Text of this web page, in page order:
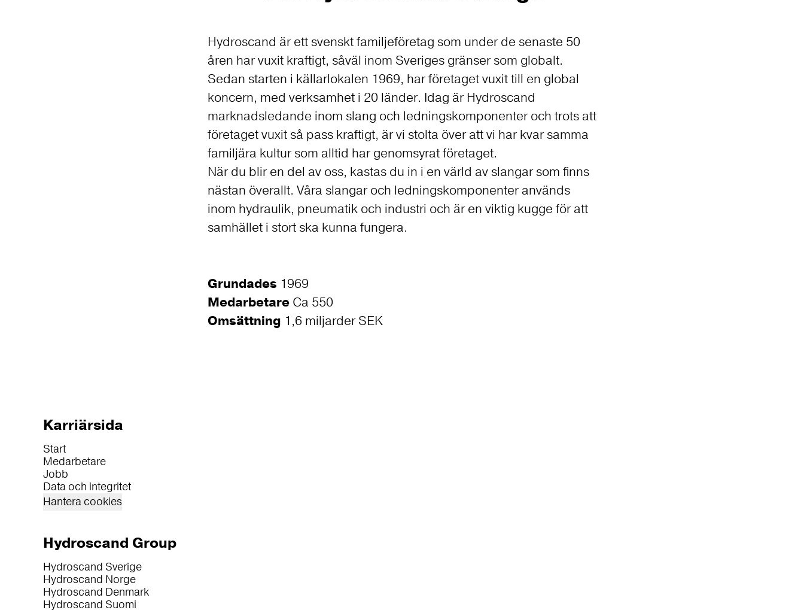
Hydroscand är ett svenskt familjeföretag som under de senaste 50
åren har vuxit kraftigt, såväl inom Sveriges gränser som globalt.
Sedan starten i källarlokalen 1969, har företaget vuxit till en global
koncern, med verksamhet i 20 länder. Idag är Hydroscand
marknadsledande inom slang och ledningskomponenter och trots att
företaget vuxit så pass kraftigt, är vi stolta över att vi har kvar samma
familjära kultur som alltid har genomsyrat företaget.
När du blir en del av oss, kastas du in i en värld av slangar som finns
nästan överallt. Våra slangar och ledningskomponenter används
inom hydraulik, pneumatik och industri och är en viktig kugge för att
samhället i stort ska kunna fungera.
Grundades 1969
Medarbetare Ca 550
Omsättning 1,6 miljarder SEK
Karriärsida
Start
Medarbetare
Jobb
Data och integritet
Hantera cookies
Hydroscand Group
Hydroscand Sverige
Hydroscand Norge
Hydroscand Denmark
Hydroscand Suomi